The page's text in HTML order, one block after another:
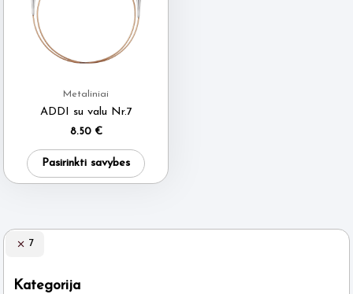
7
Kategorija
Metaliniai
ADDI su valu Nr.7
8.50 €
Pasirinkti savybes
product